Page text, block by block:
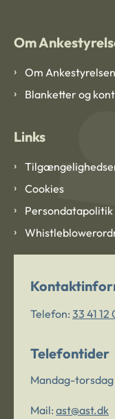
Om
Om Ankestyrelsen
Blanketter og
Links
Cookies
Persondatapolitik
Telefon: 33 41 12
Telefontider
Mandag-torsdag
Mail: ast@ast.dk